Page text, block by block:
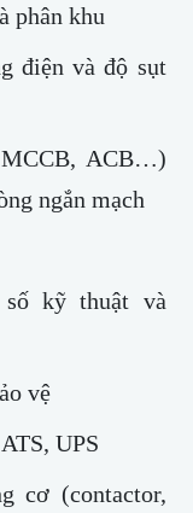
phân khu
điện và độ sụt
ACB…)
ngắn mạch
kỹ thuật và
vệ
UPS
cơ (contactor,